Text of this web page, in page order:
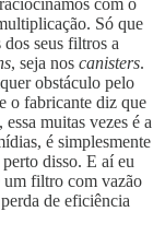
com o
Só que
seus filtros a
, seja nos canisters.
obstáculo pelo
o fabricante diz que
muitas vezes é a
é simplesmente
disso. E aí eu
um filtro com vazão
de eficiência